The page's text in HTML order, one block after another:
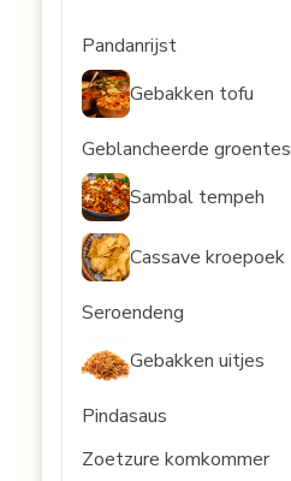
Pandanrijst
Gebakken tofu
Geblancheerde groentes
Sambal tempeh
Cassave kroepoek
Seroendeng
Gebakken uitjes
Pindasaus
Zoetzure komkommer